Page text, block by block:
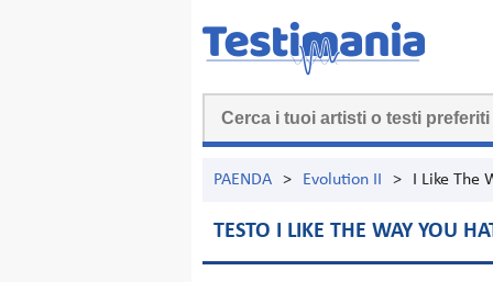
PAENDA > Evolution II > I Like The
TESTO I LIKE THE WAY YOU